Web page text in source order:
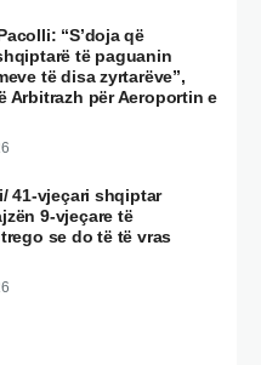
“S’doja që
të paguanin
të disa zyrtarëve”,
Arbitrazh për Aeroportin e
41-vjeçari shqiptar
9-vjeçare të
se do të të vras